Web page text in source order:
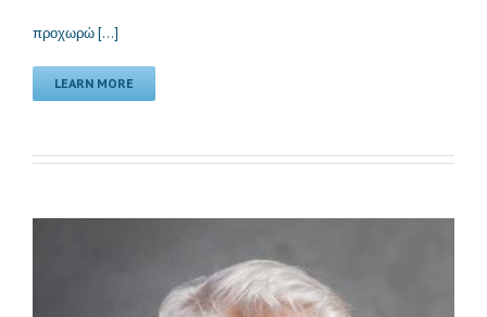
προχωρώ […]
LEARN MORE